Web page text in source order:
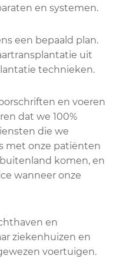
en systemen.
een bepaald plan.
uit
technieken.
en voeren
dat we 100%
die we
met onze patiënten
komen, en
wanneer onze
en
ziekenhuizen en
voertuigen.